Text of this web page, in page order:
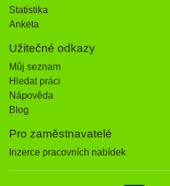
Statistika
Anketa
Užitečné odkazy
Můj seznam
Hledat práci
Nápověda
Blog
Pro zaměstnavatelé
Inzerce pracovních nabídek